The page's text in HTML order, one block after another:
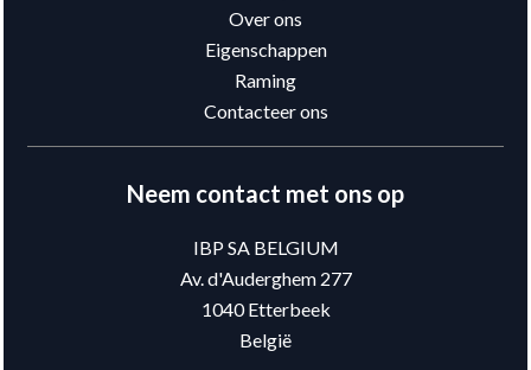
Over ons
Eigenschappen
Raming
Contacteer ons
Neem contact met ons op
IBP SA BELGIUM
Av. d'Auderghem 277
1040Etterbeek
België